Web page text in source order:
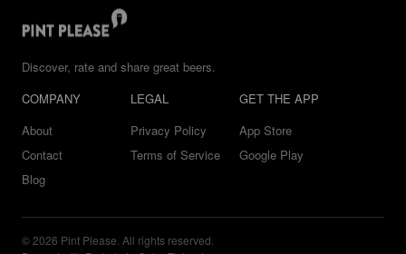
Discover, rate and share great beers.
COMPANY
About
Contact
Blog
LEGAL
Privacy Policy
Terms of Service
GET THE APP
App Store
Google Play
© 2026 Pint Please. All rights reserved.